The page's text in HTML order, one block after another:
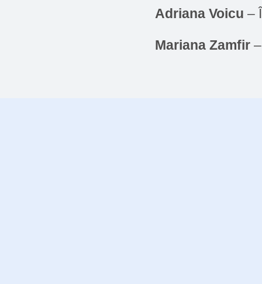
Adriana Voicu –
Mariana Zamfir